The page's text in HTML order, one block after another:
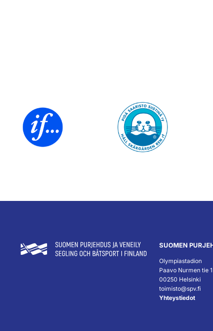
SUOMEN
Olympiastadion
Paavo Nurmen tie 1
00250 Helsinki
toimisto@spv.fi
Yhteystiedot